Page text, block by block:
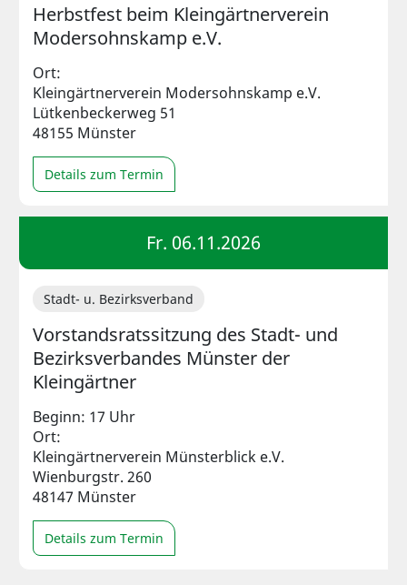
Herbstfest beim Kleingärtnerverein
Modersohnskamp e.V.
Ort:
Kleingärtnerverein Modersohnskamp e.V.
Lütkenbeckerweg 51
48155 Münster
Details zum Termin
Fr. 06.11.2026
Stadt- u. Bezirksverband
Vorstandsratssitzung des Stadt- und
Bezirksverbandes Münster der
Kleingärtner
Beginn: 17 Uhr
Ort:
Kleingärtnerverein Münsterblick e.V.
Wienburgstr. 260
48147 Münster
Details zum Termin